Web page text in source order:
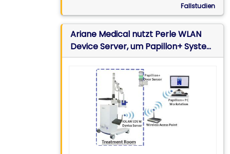
Fallstudien
Ariane Medical nutzt Perle WLAN
Device Server, um Papillon+ System
drahtlos und mobile zu machen